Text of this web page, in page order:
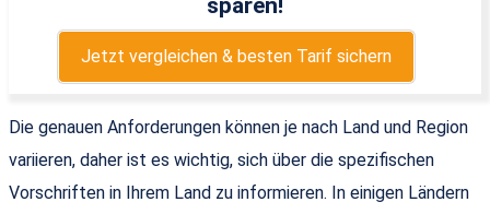
sparen!
Jetzt vergleichen & besten Tarif sichern
Die genauen Anforderungen können je nach Land und Region
variieren, daher ist es wichtig, sich über die spezifischen
Vorschriften in Ihrem Land zu informieren. In einigen Ländern